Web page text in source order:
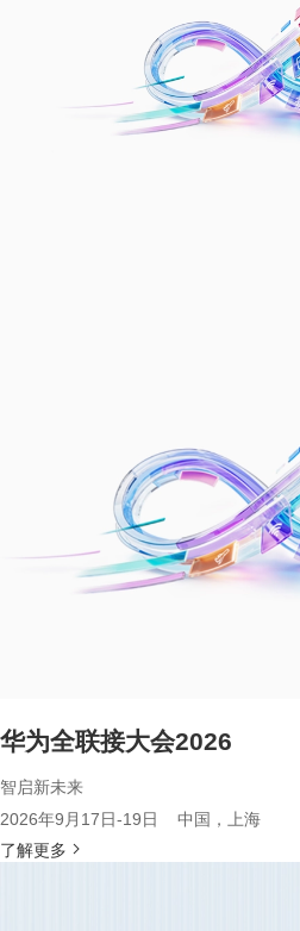
华为全联接大会2026
智启新未来
2026年9月17日-19日 中国，上海
了解更多